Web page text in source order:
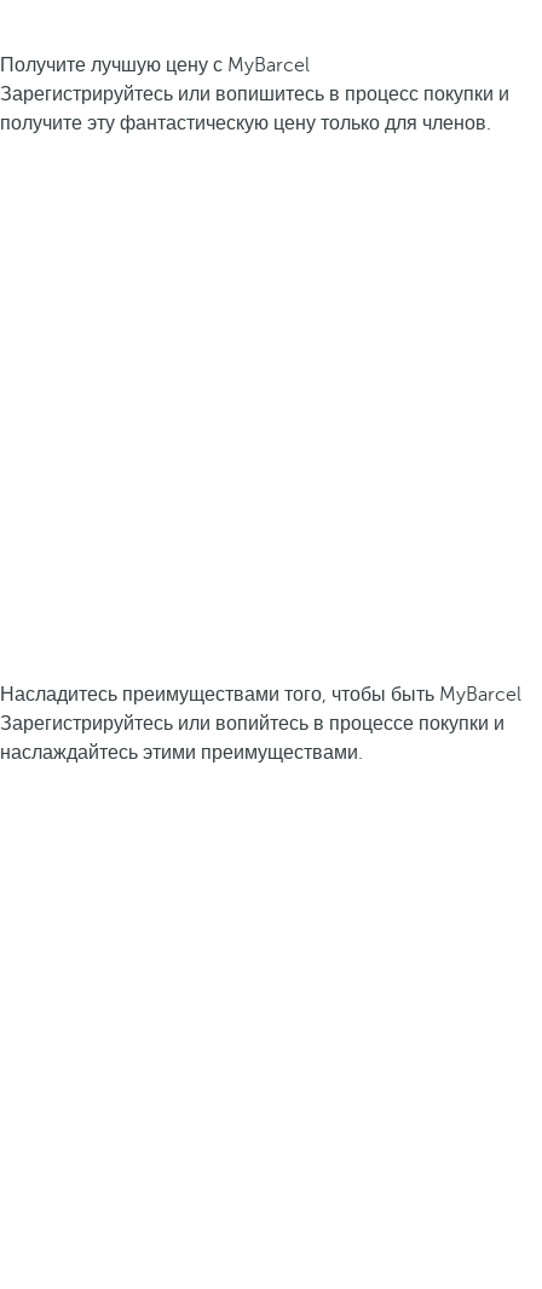
Получите лучшую цену с MyBarcel
Зарегистрируйтесь или вопишитесь в процесс покупки и
получите эту фантастическую цену только для членов.
Насладитесь преимуществами того, чтобы быть MyBarcel
Зарегистрируйтесь или вопийтесь в процессе покупки и
наслаждайтесь этими преимуществами.